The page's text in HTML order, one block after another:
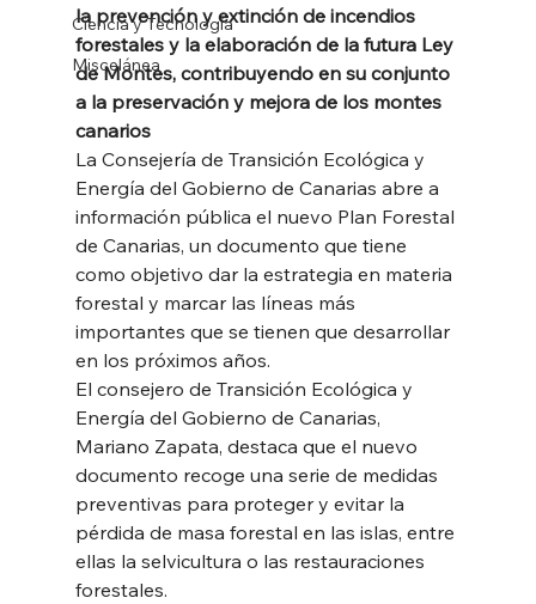
Ciencia y Tecnología
Miscelánea
la prevención y extinción de incendios
forestales y la elaboración de la futura Ley
de Montes, contribuyendo en su conjunto
a la preservación y mejora de los montes
canarios
La Consejería de Transición Ecológica y
Energía del Gobierno de Canarias abre a
información pública el nuevo Plan Forestal
de Canarias, un documento que tiene
como objetivo dar la estrategia en materia
forestal y marcar las líneas más
importantes que se tienen que desarrollar
en los próximos años.
El consejero de Transición Ecológica y
Energía del Gobierno de Canarias,
Mariano Zapata, destaca que el nuevo
documento recoge una serie de medidas
preventivas para proteger y evitar la
pérdida de masa forestal en las islas, entre
ellas la selvicultura o las restauraciones
forestales.